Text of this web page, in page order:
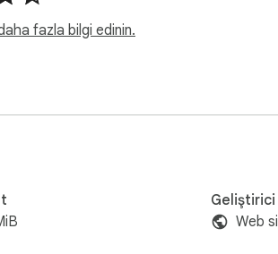
fazla bilgi edinin.
Geliştirici
Web